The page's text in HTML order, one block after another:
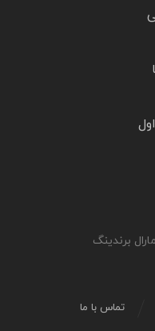
برندینگ
تماس با ما